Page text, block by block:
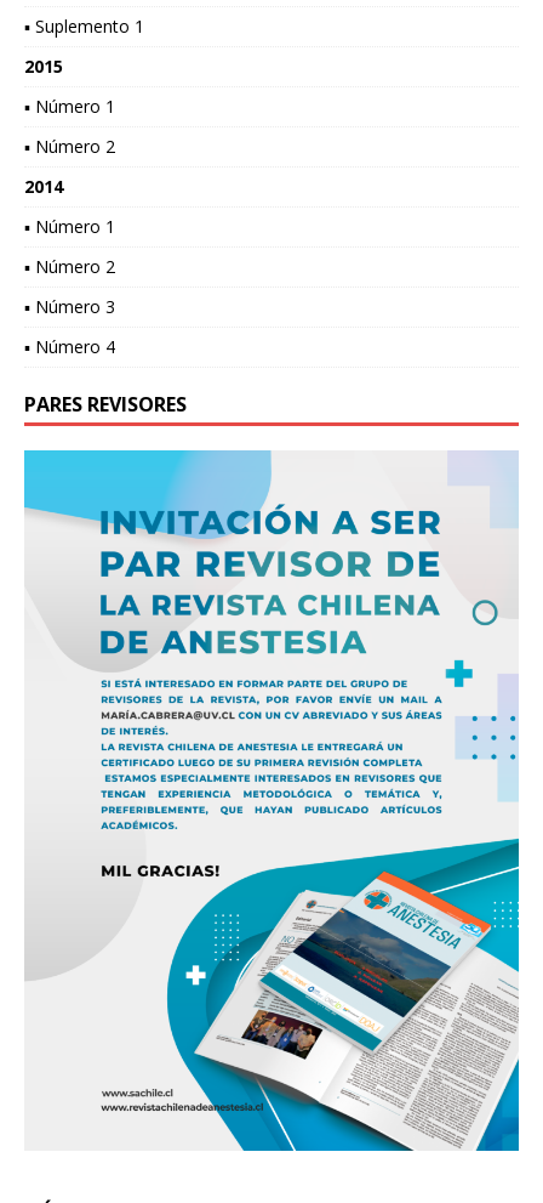
▪ Suplemento 1
2015
▪ Número 1
▪ Número 2
2014
▪ Número 1
▪ Número 2
▪ Número 3
▪ Número 4
PARES REVISORES